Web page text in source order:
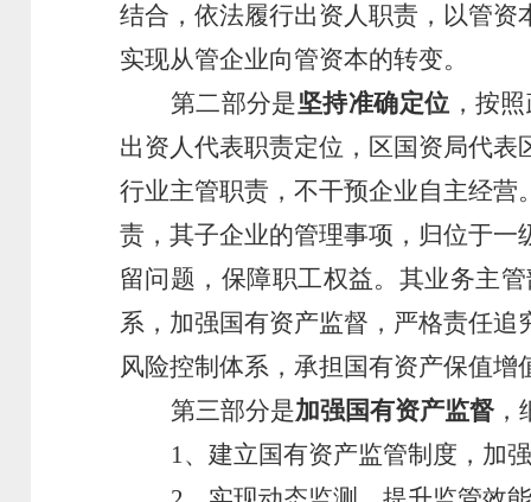
结合，依法履行出资人职责，以管
实现从管企业向管资本的转变。
第二部分是坚持准确定位 ，按
出资人代表职责定位，区国资局代
行业主管职责，不干预企业自主经
责，其子企业的管理事项，归位于
留问题，保障职工权益。其业务主
系，加强国有资产监督，严格责任
风险控制体系，承担国有资产保值增
第三部分是加强国有资产监督，
1、 建立国有资产监管制度，加